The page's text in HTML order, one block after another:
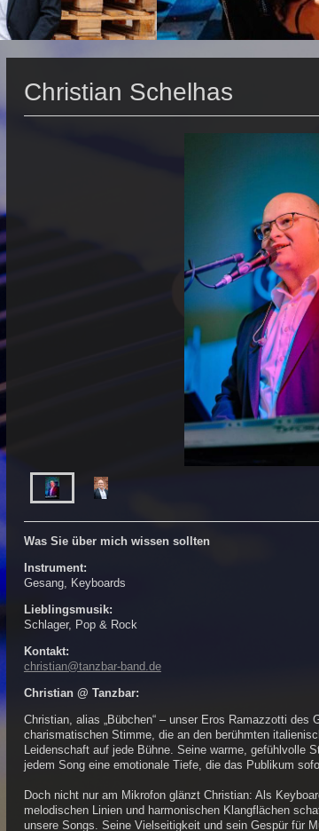
Christian Schelhas
Was Sie über mich wissen sollten
Instrument:
Gesang, Keyboards
Lieblingsmusik:
Schlager, Pop & Rock
Kontakt:
christian@tanzbar-band.de
Christian @ Tanzbar:
Christian, alias „Bübchen“ – unser Eros Ramazzotti
charismatischen Stimme, die an den berühmten
Leidenschaft auf jede Bühne. Seine warme, gefühlvolle
jedem Song eine emotionale Tiefe, die das Publikum
Doch nicht nur am Mikrofon glänzt Christian: Als
melodischen Linien und harmonischen Klangflächen
unsere Songs. Seine Vielseitigkeit und sein Gespür für